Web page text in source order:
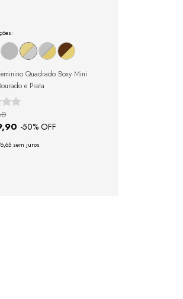
Quadrado Boxy Mini
e Prata
-50% OFF
sem juros